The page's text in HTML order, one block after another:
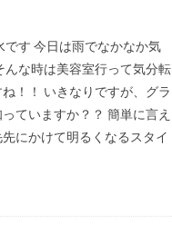
です 今日は雨でなかなか気
んな時は美容室行って気分転
！！ いきなりですが、グラ
ていますか？？ 簡単に言え
にかけて明るくなるスタイ